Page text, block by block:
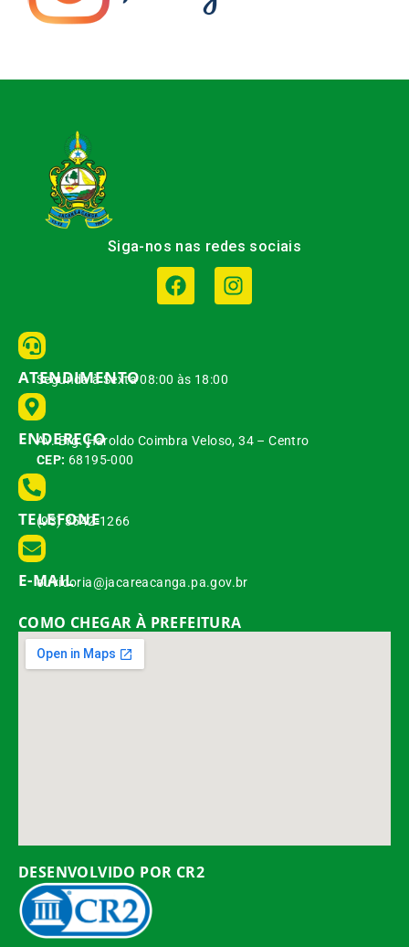
Siga-nos nas redes sociais
ATENDIMENTO
Segunda à Sexta 08:00 às 18:00
ENDEREÇO
Av. Brg. Haroldo Coimbra Veloso, 34 – Centro
CEP: 68195-000
TELEFONE
(93) 3542-1266
E-MAIL
ouvidoria@jacareacanga.pa.gov.br
COMO CHEGAR À PREFEITURA
DESENVOLVIDO POR CR2